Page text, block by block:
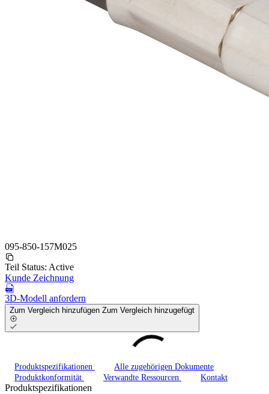
095-850-157M025
Teil Status: Active
Kunde Zeichnung
3D-Modell anfordern
Zum Vergleich hinzufügen Zum Vergleich hinzugefügt
Produktspezifikationen
Alle zugehörigen Dokumente
Produktkonformität
Verwandte Ressourcen Kontakt
Produktspezifikationen